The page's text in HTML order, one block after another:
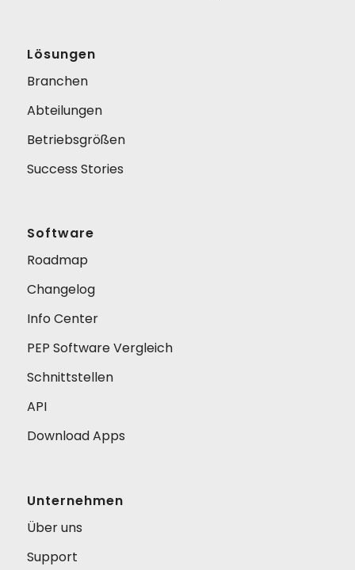
Lösungen
Branchen
Abteilungen
Betriebsgrößen
Success Stories
Software
Roadmap
Changelog
Info Center
PEP Software Vergleich
Schnittstellen
API
Download Apps
Unternehmen
Über uns
Support